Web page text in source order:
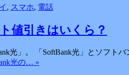
, スマホ, 電話
値引きはいくら？
光」。 「SoftBank光」とソフ
光の… »